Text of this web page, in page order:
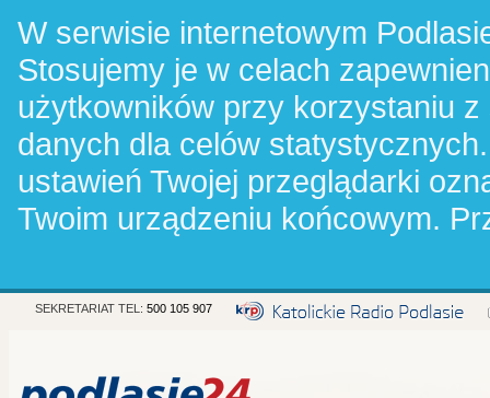
W serwisie internetowym
Stosujemy je w celach
użytkowników przy korzystaniu
danych dla celów
ustawień Twojej przeglądarki
Twoim urządzeniu końcowym.
SEKRETARIAT TEL: 500 105 907